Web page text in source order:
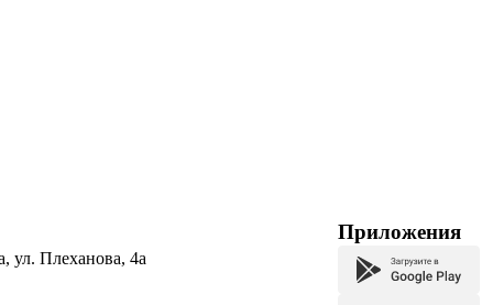
ул. Плеханова, 4а
Приложения